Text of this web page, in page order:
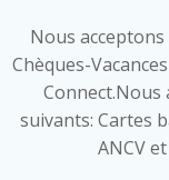
Nous acceptons
Chèques-
Connect.Nous
suivants: Cartes
ANCV